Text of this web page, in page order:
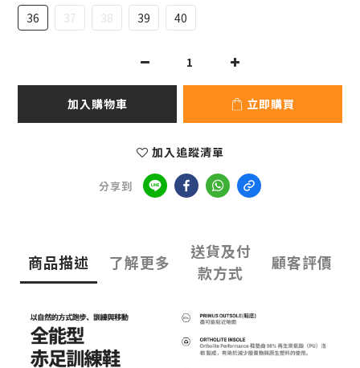
36 37 38 39 40
加入購物車 立即購買
加入追蹤清單
分享到
商品描述 了解更多
送貨及付
款方式
顧客評價